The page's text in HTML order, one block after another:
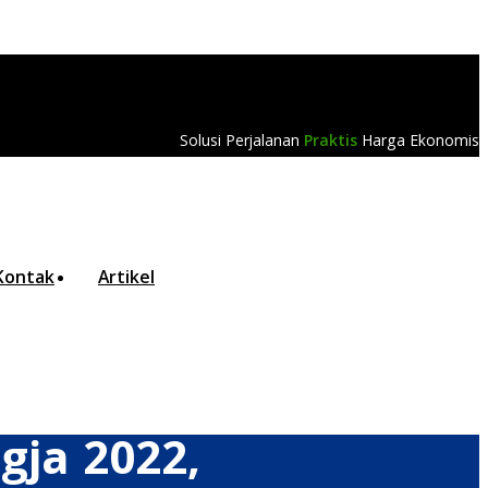
Solusi Perjalanan Praktis Harga Ekonomis
Artikel
2022,